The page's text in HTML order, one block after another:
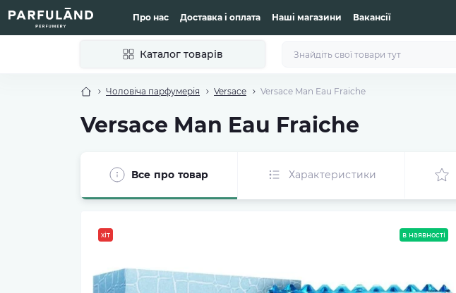
Про нас Доставка і оплата Наші магазини Вакансії
Каталог товарів
Чоловіча парфумерія Versace Versace Man Eau Fraiche
Versace Man Eau Fraiche
Все про товар Характеристики
хіт в наявності